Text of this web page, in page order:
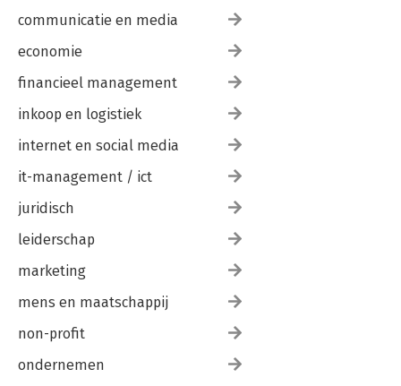
communicatie en media
economie
financieel management
inkoop en logistiek
internet en social media
it-management / ict
juridisch
leiderschap
marketing
mens en maatschappij
non-profit
ondernemen